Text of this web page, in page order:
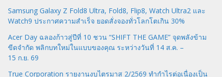
Samsung Galaxy Z Fold8 Ultra, Fold8, Flip8, Watch Ultra2 และ
Watch9 ประกาศความสำเร็จ ยอดสั่งจองทั่วโลกโตเกิน 30%
Acer Day ฉลองก้าวสู่ปีที่ 10 ชวน “SHIFT THE GAME” จุดพลังข้าม
ขีดจำกัด พลิกบทใหม่ในแบบของคุณ ระหว่างวันที่ 14 ส.ค. –
15 ก.ย. 69
True Corporation รายงานงบไตรมาส 2/2569 ทำกำไรต่อเนื่องเป็น